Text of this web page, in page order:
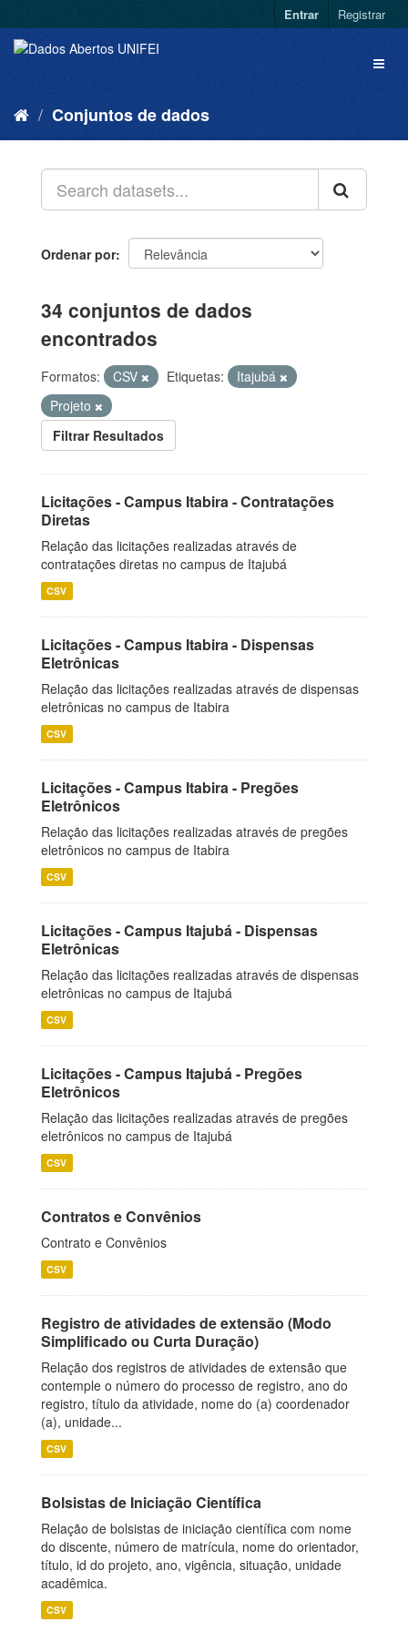
Entrar Registrar
Conjuntos de dados
Ordenar por
34 conjuntos de dados
encontrados
Formatos: CSV Etiquetas:
Itajubá
Projeto
Filtrar Resultados
Licitações - Campus Itabira - Contratações
Diretas
Relação das licitações realizadas através de
contratações diretas no campus de Itajubá
CSV
Licitações - Campus Itabira - Dispensas
Eletrônicas
Relação das licitações realizadas através de dispensas
eletrônicas no campus de Itabira
CSV
Licitações - Campus Itabira - Pregões
Eletrônicos
Relação das licitações realizadas através de pregões
eletrônicos no campus de Itabira
CSV
Licitações - Campus Itajubá - Dispensas
Eletrônicas
Relação das licitações realizadas através de dispensas
eletrônicas no campus de Itajubá
CSV
Licitações - Campus Itajubá - Pregões
Eletrônicos
Relação das licitações realizadas através de pregões
eletrônicos no campus de Itajubá
CSV
Contratos e Convênios
Contrato e Convênios
CSV
Registro de atividades de extensão (Modo
Simplificado ou Curta Duração)
Relação dos registros de atividades de extensão que
contemple o número do processo de registro, ano do
registro, título da atividade, nome do (a) coordenador
(a), unidade...
CSV
Bolsistas de Iniciação Científica
Relação de bolsistas de iniciação científica com nome
do discente, número de matrícula, nome do orientador,
título, id do projeto, ano, vigência, situação, unidade
acadêmica.
CSV